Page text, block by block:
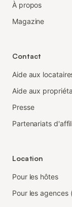
À propos
Magazine
Contact
Aide aux
Aide aux
Presse
Partenariats
Location
Pour les hôtes
Pour les agences